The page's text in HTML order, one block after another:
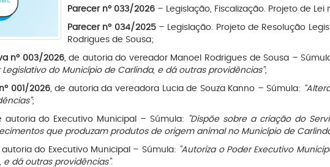
Parecer nº 033/2026 – Legislação, Fiscalização. Projeto de
Parecer nº 034/2025– Legislação. Projeto de Resolução
Rodrigues de Sousa;
nº 003/2026, de autoria do vereador Manoel Rodrigues de Sousa –
do Município de Carlinda, e dá outras providências”;
001/2026, de autoria da vereadora Lucia de Souza Kanno – Súmula:
;
autoria do Executivo Municipal – Súmula:
"Dispõe sobre a criação do
que produzam produtos de origem animal no Município de
autoria do Executivo Municipal – Súmula: "Autoriza o Poder Executivo
e dá outras providências".